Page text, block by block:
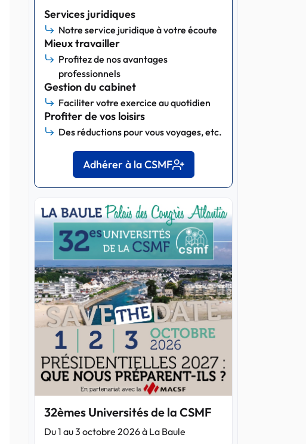
Services juridiques
Notre service juridique à votre écoute
Mieux travailler
Profitez de nos avantages
professionnels
Gestion du cabinet
Faciliter votre exercice au quotidien
Profiter de vos loisirs
Des réductions pour vous voyages, etc.
Adhérer à la CSMF
32èmes Universités de la CSMF
Du 1 au 3 octobre 2026 à La Baule